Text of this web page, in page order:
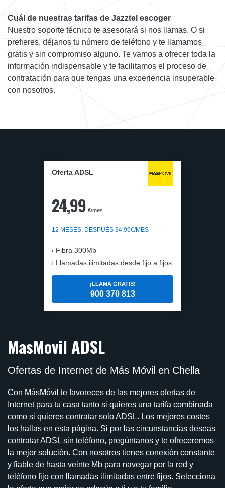
Cuál de nuestras tarifas de Jazztel escoger
Nuestro soporte técnico te asesorará si nos llamas. O si
prefieres, déjanos tu número de teléfono y te llamamos
gratis y sin compromiso alguno. Te vamos a ofrecer toda la
información indispensable y te facilitamos el proceso de
contratación para que tengas una experiencia insuperable
con nosotros.
Oferta ADSL
24,99 €/mes
12 MESES, DESPUÉS 34,99€/MES
Fibra 300Mb
Llamadas ilimitadas desde fijo a fijos
¡LLAMA GRATIS!
900 370 813
MasMovil ADSL
Ofertas de Internet de Más Móvil en Chella
Con MásMóvil te favoreces de las mejores ofertas de
Internet para tu casa tanto si quieres una tarifa combinada
como si quieres contratar solo ADSL. Los mejores costes
los hallas en esta página. Si por las circunstancias deseas
contratar ADSL sin teléfono, pregúntanos y te ofreceremos
la mejor solución. Con nosotros tienes conexión constante
y fiable de hasta veinte Mb para navegar por la red y
teléfono fijo con llamadas ilimitadas entre fijos. Selecciona